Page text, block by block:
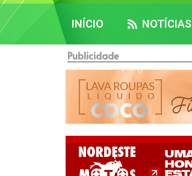
INÍCIO NOTÍCIAS
Publicidade